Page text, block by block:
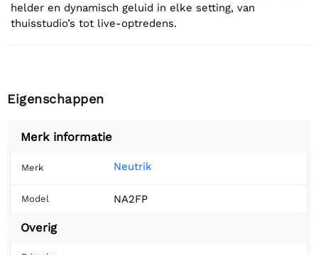
helder en dynamisch geluid in elke setting, van
thuisstudio’s tot live-optredens.
Eigenschappen
Merk informatie
Merk Neutrik
Model NA2FP
Overig